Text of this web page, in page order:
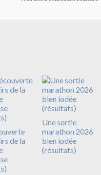
de la
Une sortie
marathon 2026
bien iodée
(résultats)